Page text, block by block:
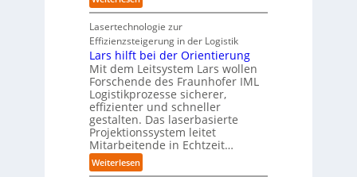
e
r
u
n
g
s
l
ö
s
u
n
g
e
d
t
r
i
e
a
u
t
o
m
a
u
t
r
i
a
l
B
s
i
n
e
m
a
t
i
o
n
.
O
g
w
ä
c
S
t
u
d
i
e
z
e
i
g
t
M
i
Lasertechnologie zur
Effizienzsteigerung in der Logistik
Lars hilft bei der Orientierung
Mit dem Leitsystem Lars wollen
Forschende des Fraunhofer IML
Logistikprozesse sicherer,
effizienter und schneller
gestalten. Das laserbasierte
Projektionssystem leitet
Mitarbeitende in Echtzeit…
Weiterlesen: